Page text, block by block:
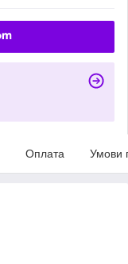
Оплата Умови